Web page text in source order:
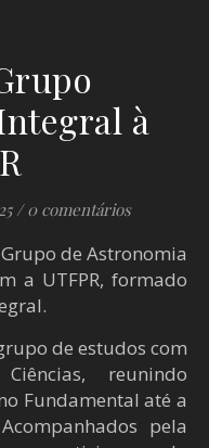
à
/ 0 comentários
a UTFPR, formado
de estudos com
reunindo
Fundamental até a
pela